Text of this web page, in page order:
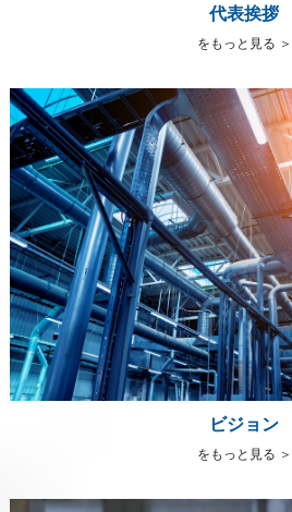
代表挨拶
をもっと見る ＞
ビジョン
をもっと見る ＞